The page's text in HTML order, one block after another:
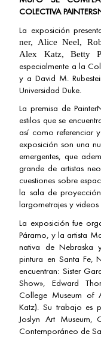
COLECTIVA
La exposición
ner, Alice Neel,
Alex Katz, Betty
especialmente a la
y a David M.
Universidad Duke.
La premisa de
estilos que se
así como referenciar
exposición son una
emergentes, que
grande de artistas
cuestiones sobre
la sala de
largometrajes y
La exposición fue
Páramo, y la artista
nativa de Nebraska
pintura en Santa Fe,
encuentran: Sister
Show», Edward
College Museum of
Katz). Su trabajo es
Joslyn Art
Contemporáneo de